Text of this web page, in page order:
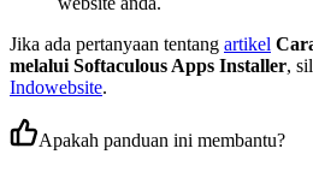
Jika ada pertanyaan tentang artikel
melalui Softaculous Apps Installer,
Indowebsite.
Apakah panduan ini membantu?